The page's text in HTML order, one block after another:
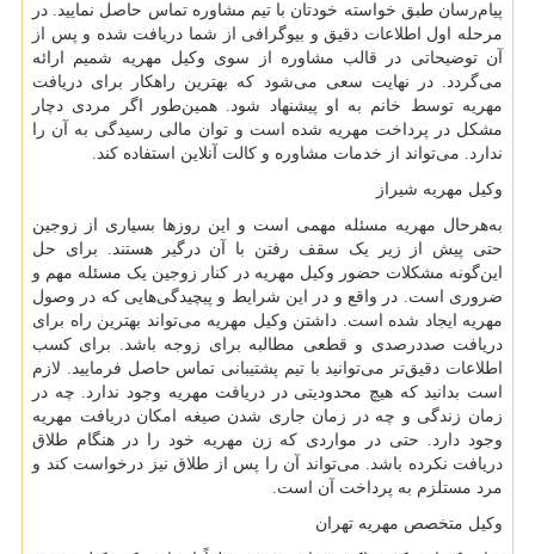
پیام‌رسان طبق خواسته خودتان با تیم مشاوره تماس حاصل نمایید. در
مرحله اول اطلاعات دقیق و بیوگرافی از شما دریافت شده و پس از
آن توضیحاتی در قالب مشاوره از سوی وکیل مهریه شمیم ارائه
می‌گردد. در نهایت سعی می‌شود که بهترین راهکار برای دریافت
مهریه توسط خانم به او پیشنهاد شود. همین‌طور اگر مردی دچار
مشکل در پرداخت مهریه شده است و توان مالی رسیدگی به آن را
ندارد. می‌تواند از خدمات مشاوره و کالت آنلاین استفاده کند.
وکیل مهریه شیراز
به‌هرحال مهریه مسئله مهمی است و این روزها بسیاری از زوجین
حتی پیش از زیر یک سقف رفتن با آن درگیر هستند. برای حل
این‌گونه مشکلات حضور وکیل مهریه در کنار زوجین یک مسئله مهم و
ضروری است. در واقع و در این شرایط و پیچیدگی‌هایی که در وصول
مهریه ایجاد شده است. داشتن وکیل مهریه می‌تواند بهترین راه برای
دریافت صددرصدی و قطعی مطالبه برای زوجه باشد. برای کسب
اطلاعات دقیق‌تر می‌توانید با تیم پشتیبانی تماس حاصل فرمایید. لازم
است بدانید که هیچ محدودیتی در دریافت مهریه وجود ندارد. چه در
زمان زندگی و چه در زمان جاری شدن صیغه امکان دریافت مهریه
وجود دارد. حتی در مواردی که زن مهریه خود را در هنگام طلاق
دریافت نکرده باشد. می‌تواند آن را پس از طلاق نیز درخواست کند و
مرد مستلزم به پرداخت آن است.
وکیل متخصص مهریه تهران